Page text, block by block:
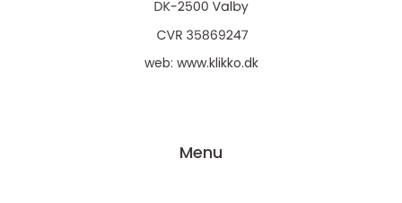
web: www.klikko.dk
Menu